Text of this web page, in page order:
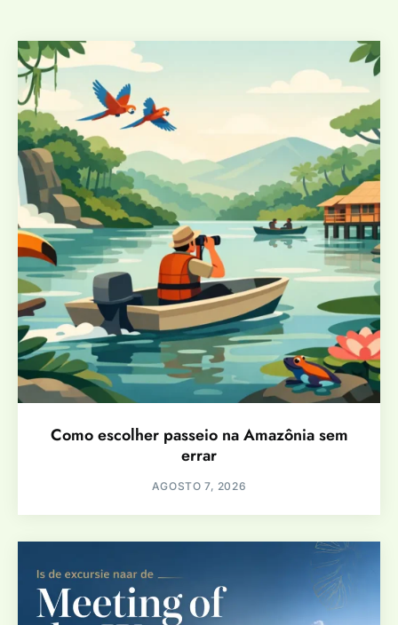
Como escolher passeio na Amazônia sem
errar
AGOSTO 7, 2026